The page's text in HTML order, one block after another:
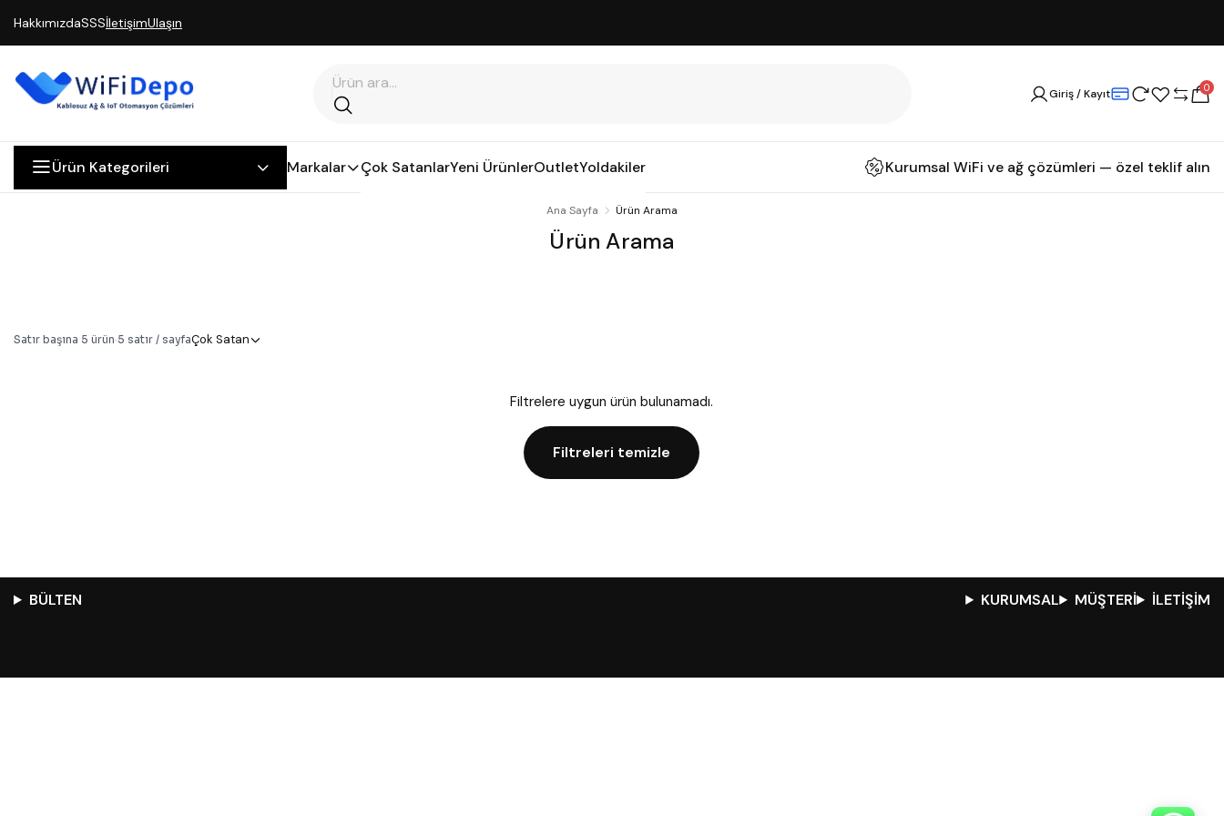
HakkımızdaSSSİletişimUlaşın
Giriş / Kayıt 0
Ürün Kategorileri Markalar Çok SatanlarYeni ÜrünlerOutletYoldakiler Kurumsal WiFi ve ağ çözümleri — özel teklif alın
Ana Sayfa Ürün Arama
Ürün Arama
Satır başına 5 ürün·5 satır / sayfaÇok Satan
Filtrelere uygun ürün bulunamadı.
Filtreleri temizle
BÜLTEN KURUMSAL MÜŞTERİ İLETİŞİM